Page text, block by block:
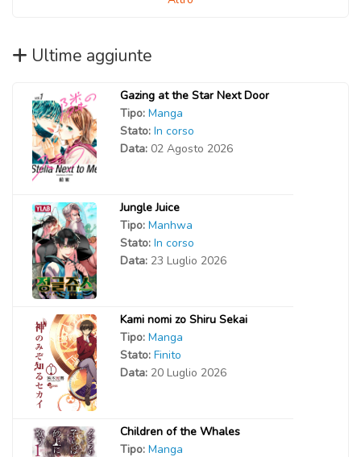
Ultime aggiunte
Gazing at the Star Next Door
Tipo: Manga
Stato: In corso
Data: 02 Agosto 2026
Jungle Juice
Tipo: Manhwa
Stato: In corso
Data: 23 Luglio 2026
Kami nomi zo Shiru Sekai
Tipo: Manga
Stato: Finito
Data: 20 Luglio 2026
Children of the Whales
Tipo: Manga